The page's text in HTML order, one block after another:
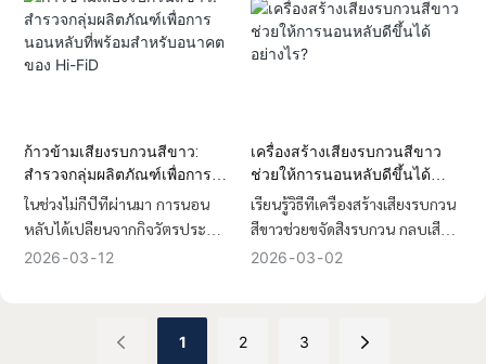
ในการแก้ปัญหาการนอนหลับใน
ยุคปัจจุบัน
นี่คือจุดที่ เครื่องสร้างเสียงรบกวนสี
ได้ ซึ่งออกแบบมาเพื่อปรับปรุง
คุณภาพการนอนหลับของผู้ใช้และ
สภาพแวดล้อมที่แตกต่างกัน
ก้าวข้ามเสียงรบกวนสีขาว:
สำรวจกลุ่มผลิตภัณฑ์เพื่อการ
นอนหลับที่พร้อมสำหรับอนาคต
ของ Hi-FiD
ในช่วงไม่กี่ปีที่ผ่านมา การนอน
หลับได้เปลี่ยนจากกิจวัตรประจำ
วันในตอนกลางคืนธรรมดาๆ กลาย
อย่างมีคุณภาพมากขึ้น ความ
2026 03 12
เครื่องสร้างเสียงรบกวนสีขาว
ช่วยให้การนอนหลับดีขึ้นได้
อย่างไร?
เรียนรู้วิธีที่เครื่องสร้างเสียงรบกวน
สีขาวช่วยขจัดสิ่งรบกวน กลบเสียง
รบกวนรอบข้าง และช่วยให้ผู้
2026 03 02
1 2 3